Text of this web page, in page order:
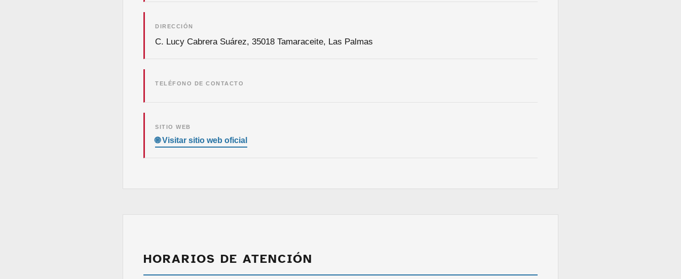
DIRECCIÓN
C. Lucy Cabrera Suárez, 35018 Tamaraceite, Las Palmas
TELÉFONO DE CONTACTO
SITIO WEB
HORARIOS DE ATENCIÓN